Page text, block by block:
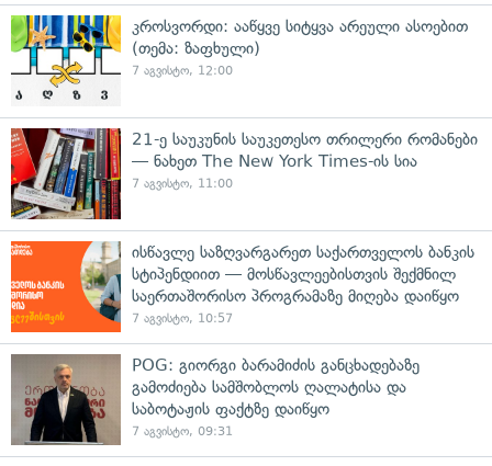
კროსვორდი: ააწყვე სიტყვა არეული ასოებით
(თემა: ზაფხული)
7 აგვისტო, 12:00
21-ე საუკუნის საუკეთესო თრილერი რომანები
— ნახეთ The New York Times-ის სია
7 აგვისტო, 11:00
ისწავლე საზღვარგარეთ საქართველოს ბანკის
სტიპენდიით — მოსწავლეებისთვის შექმნილ
საერთაშორისო პროგრამაზე მიღება დაიწყო
7 აგვისტო, 10:57
POG: გიორგი ბარამიძის განცხადებაზე
გამოძიება სამშობლოს ღალატისა და
საბოტაჟის ფაქტზე დაიწყო
7 აგვისტო, 09:31